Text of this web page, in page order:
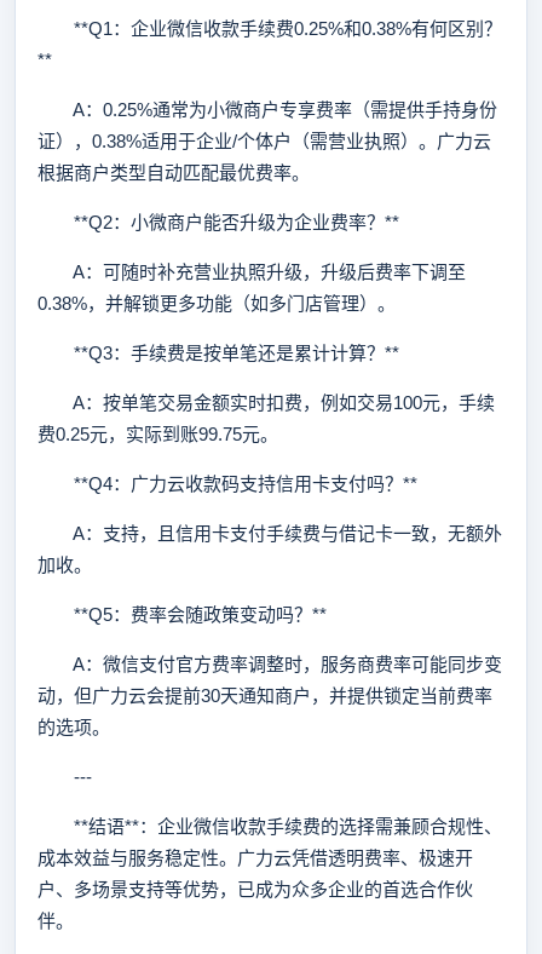
**Q1：企业微信收款手续费0.25%和0.38%有何区别？
**
A：0.25%通常为小微商户专享费率（需提供手持身份
证），0.38%适用于企业/个体户（需营业执照）。广力云
根据商户类型自动匹配最优费率。
**Q2：小微商户能否升级为企业费率？**
A：可随时补充营业执照升级，升级后费率下调至
0.38%，并解锁更多功能（如多门店管理）。
**Q3：手续费是按单笔还是累计计算？**
A：按单笔交易金额实时扣费，例如交易100元，手续
费0.25元，实际到账99.75元。
**Q4：广力云收款码支持信用卡支付吗？**
A：支持，且信用卡支付手续费与借记卡一致，无额外
加收。
**Q5：费率会随政策变动吗？**
A：微信支付官方费率调整时，服务商费率可能同步变
动，但广力云会提前30天通知商户，并提供锁定当前费率
的选项。
---
**结语**：企业微信收款手续费的选择需兼顾合规性、
成本效益与服务稳定性。广力云凭借透明费率、极速开
户、多场景支持等优势，已成为众多企业的首选合作伙
伴。